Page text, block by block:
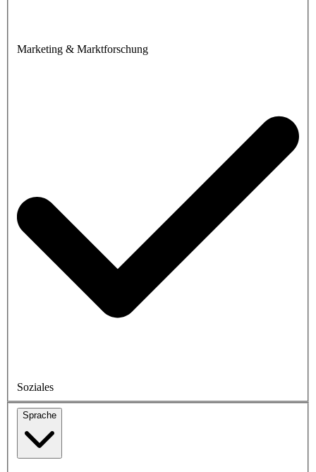
Marketing & Marktforschung
Soziales
Sprache